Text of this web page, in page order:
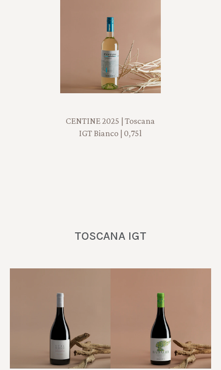
CENTINE 2025 | Toscana
IGT Bianco | 0,75l
TOSCANA IGT